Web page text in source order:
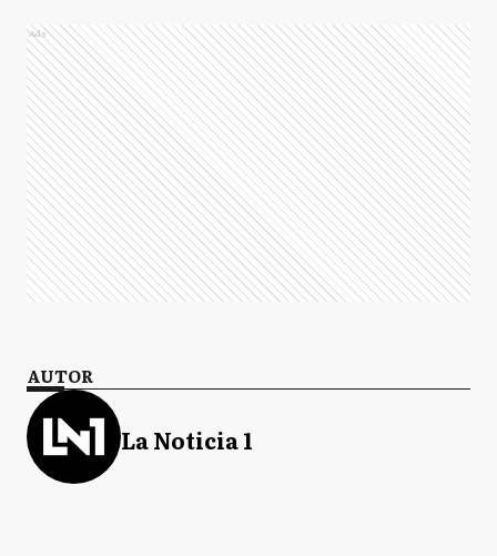
Ads
AUTOR
La Noticia 1